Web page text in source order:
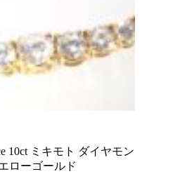
10ct ミキモト ダイヤモン
ローゴールド